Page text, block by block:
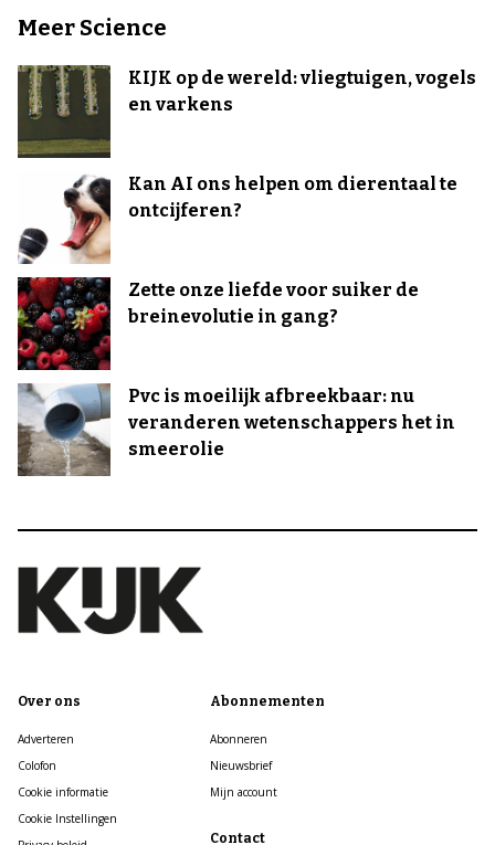
Meer Science
KIJK op de wereld: vliegtuigen, vogels
en varkens
Kan AI ons helpen om dierentaal te
ontcijferen?
Zette onze liefde voor suiker de
breinevolutie in gang?
Pvc is moeilijk afbreekbaar: nu
veranderen wetenschappers het in
smeerolie
Over ons
Adverteren
Colofon
Cookie informatie
Cookie Instellingen
Abonnementen
Abonneren
Nieuwsbrief
Mijn account
Contact